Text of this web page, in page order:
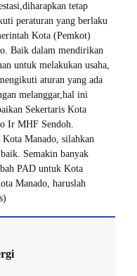
tetap
peraturan yang berlaku
Kota (Pemkot)
Baik dalam mendirikan
untuk melakukan usaha,
aturan yang ada
melanggar,hal ini
Sekertaris Kota
Ir MHF Sendoh.
Manado, silahkan
Semakin banyak
PAD untuk Kota
Manado, haruslah